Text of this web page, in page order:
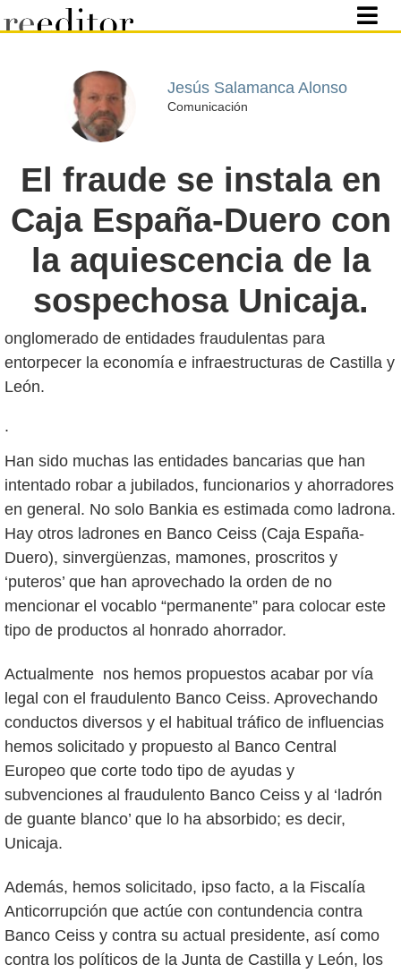
Jesús Salamanca Alonso
Comunicación
El fraude se instala en
Caja España-Duero con
la aquiescencia de la
sospechosa Unicaja.
onglomerado de entidades fraudulentas para
entorpecer la economía e infraestructuras de Castilla y
.
Han sido muchas las entidades bancarias que han
intentado robar a jubilados, funcionarios y ahorradores
en general. No solo Bankia es estimada como ladrona.
Hay otros ladrones en Banco Ceiss (Caja España-
Duero), sinvergüenzas, mamones, proscritos y
‘puteros’ que han aprovechado la orden de no
mencionar el vocablo “permanente” para colocar este
tipo de productos al honrado ahorrador.
Actualmente nos hemos propuestos acabar por vía
legal con el fraudulento Banco Ceiss. Aprovechando
conductos diversos y el habitual tráfico de influencias
hemos solicitado y propuesto al Banco Central
Europeo que corte todo tipo de ayudas y
subvenciones al fraudulento Banco Ceiss y al ‘ladrón
de guante blanco’ que lo ha absorbido; es decir,
Unicaja.
Además, hemos solicitado, ipso facto, a la Fiscalía
Anticorrupción que actúe con contundencia contra
Banco Ceiss y contra su actual presidente, así como
contra los políticos de la Junta de Castilla y León, los